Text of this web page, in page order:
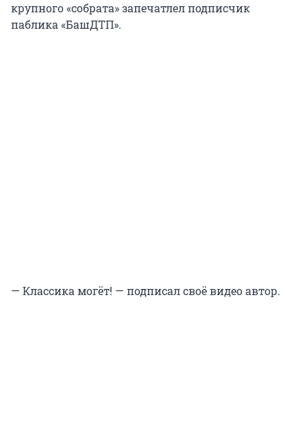
крупного «собрата» запечатлел подписчик
паблика «БашДТП».
— Классика могёт! — подписал своё видео автор.